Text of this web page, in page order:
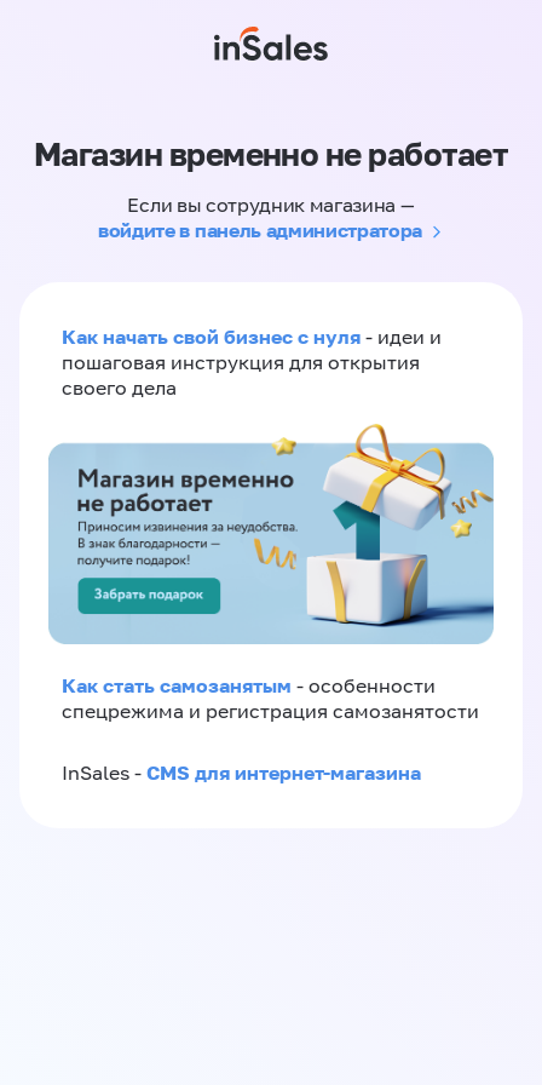
Магазин временно не работает
Если вы сотрудник магазина —
войдите в панель администратора
Как начать свой бизнес с нуля - идеи и
пошаговая инструкция для открытия
своего дела
Как стать самозанятым - особенности
спецрежима и регистрация самозанятости
InSales - CMS для интернет-магазина